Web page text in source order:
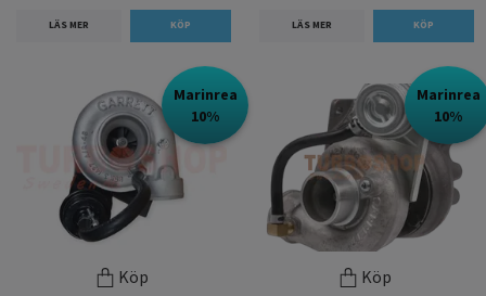
LÄS MER LÄS MER
Marinrea
10%
Köp
Marinrea
10%
Köp